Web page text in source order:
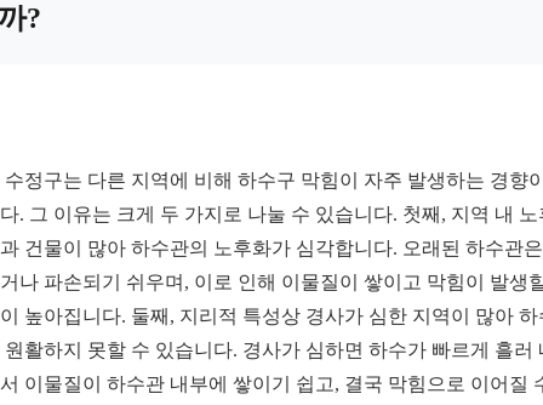
?
수정구는 다른 지역에 비해 하수구 막힘이 자주 발생하는 경향
. 그 이유는 크게 두 가지로 나눌 수 있습니다. 첫째, 지역 내 노
건물이 많아 하수관의 노후화가 심각합니다. 오래된 하수관
나 파손되기 쉬우며, 이로 인해 이물질이 쌓이고 막힘이 발생
높아집니다. 둘째, 지리적 특성상 경사가 심한 지역이 많아 하
원활하지 못할 수 있습니다. 경사가 심하면 하수가 빠르게 흘러
이물질이 하수관 내부에 쌓이기 쉽고, 결국 막힘으로 이어질